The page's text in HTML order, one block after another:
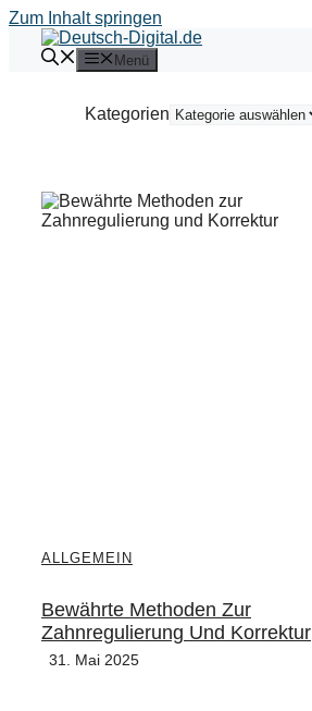
Zum Inhalt springen
Menü
Kategorien
ALLGEMEIN
Bewährte Methoden Zur
Zahnregulierung Und Korrektur
31. Mai 2025